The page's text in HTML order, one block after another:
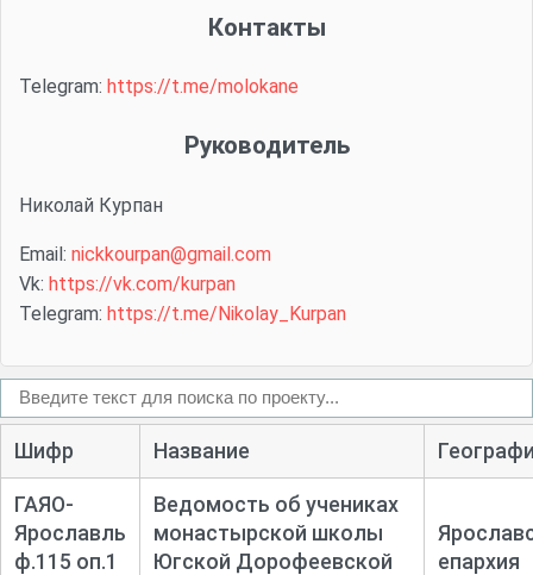
Контакты
Telegram: https://t.me/molokane
Руководитель
Николай Курпан
Email: nickkourpan@gmail.com
Vk: https://vk.com/kurpan
Telegram: https://t.me/Nikolay_Kurpan
Шифр Название
ГАЯО-
Ярославль
ф.115 оп.1
Ведомость об учениках
монастырской школы
Югской Дорофеевской
епархия